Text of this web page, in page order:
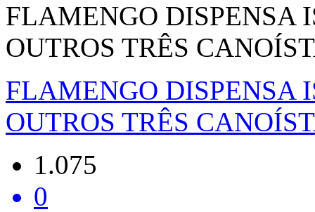
FLAMENGO DISPENSA
OUTROS TRÊS
FLAMENGO DISPENSA
OUTROS TRÊS
1.075
0